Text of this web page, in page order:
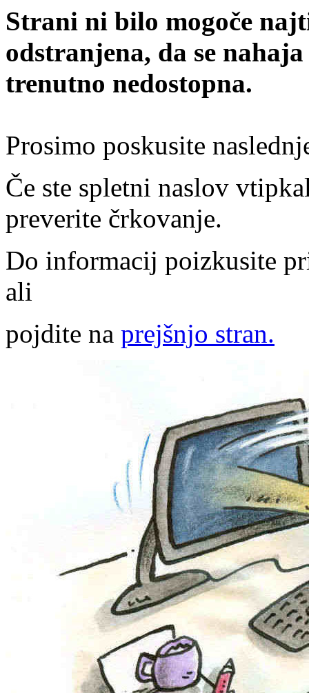
Strani ni bilo mogoče
odstranjena, da se
trenutno nedostopna.
Prosimo poskusite
Če ste spletni naslov
preverite črkovanje.
Do informacij poizkusite
ali
pojdite na prejšnjo stran.